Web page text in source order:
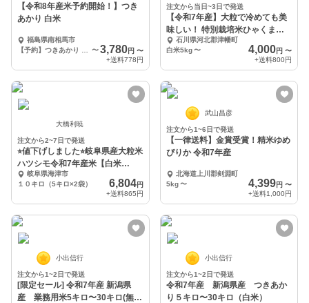
【令和8年産米予約開始！】つき
あかり 白米
福島県南相馬市
〜 3,780円 〜
+送料778円
注文から当日~3日で発送
【令和7年産】大粒で冷めても美
味しい！ 特別栽培米ひゃくまん
穀 石川県産
石川県河北郡津幡町
白米5kg 〜 4,000円 〜
+送料800円
大橋利暁
注文から2~7日で発送
⭐︎値下げしました⭐︎岐阜県産大粒米
ハツシモ令和7年産米【白米
10kg】
岐阜県海津市
１０キロ（5キロ×2袋）
6,804円
+送料865円
武山昌彦
注文から1~6日で発送
【一律送料】金賞受賞！精米ゆめ
ぴりか 令和7年産
北海道上川郡剣淵町
5kg 〜 4,399円 〜
+送料1,000円
小出信行
注文から1~2日で発送
[限定セール] 令和7年産 新潟県
産 業務用米5キロ〜30キロ(無洗
小出信行
注文から1~2日で発送
令和7年産 新潟県産 つきあか
り５キロ〜30キロ（白米）